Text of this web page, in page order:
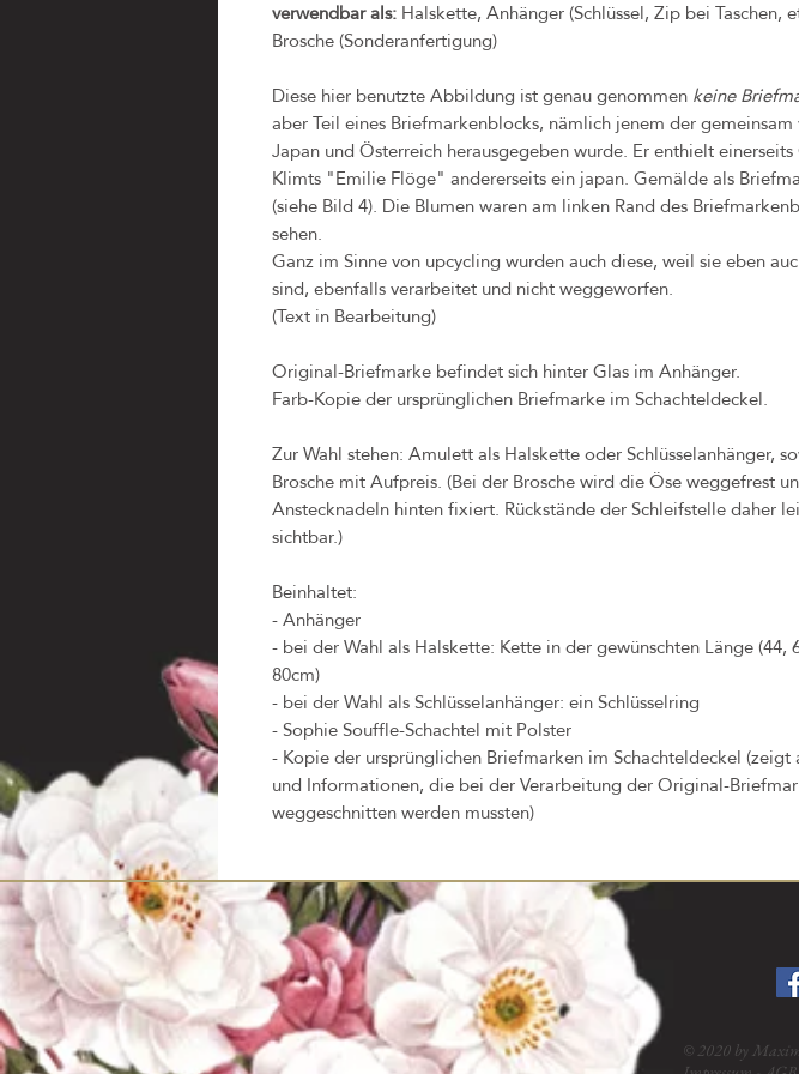
verwendbar als:Halskette, Anhänger (Schlüssel, Zip bei Taschen,
Brosche (Sonderanfertigung)
Diese hier benutzte Abbildung ist genau genommenkeine
aber Teil eines Briefmarkenblocks, nämlich jenem der
Japan und Österreich herausgegeben wurde. Er enthielt
Klimts "Emilie Flöge" andererseits ein japan. Gemälde als
(siehe Bild 4). Die Blumen waren am linken Rand des
sehen.
Ganz im Sinne von upcycling wurden auch diese, weil sie eben
sind, ebenfalls verarbeitet und nicht weggeworfen.
(Text in Bearbeitung)
Original-Briefmarke befindet sich hinter Glas im Anhänger.
Farb-Kopie der ursprünglichen Briefmarke im Schachteldeckel.
Zur Wahl stehen: Amulett als Halskette oder Schlüsselanhänger,
Brosche mit Aufpreis. (Bei der Brosche wird die Öse weggefrest
Anstecknadeln hinten fixiert. Rückstände der Schleifstelle daher
sichtbar.)
Beinhaltet:
- Anhänger
- bei der Wahl als Halskette: Kette in der gewünschten Länge (44,
80cm)
- bei der Wahl als Schlüsselanhänger: ein Schlüsselring
- Sophie Souffle-Schachtel mit Polster
- Kopie der ursprünglichen Briefmarken im Schachteldeckel (zeigt
und Informationen, die bei der Verarbeitung der Original-
weggeschnitten werden mussten)
© 2020 by